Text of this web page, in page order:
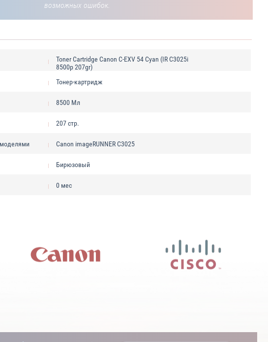
возможных ошибок.
Toner Cartridge Canon C-EXV 54 Cyan (IR C3025i
8500p 207gr)
Тонер-картридж
8500 Мл
207 стр.
Canon imageRUNNER C3025
Бирюзовый
0 мес